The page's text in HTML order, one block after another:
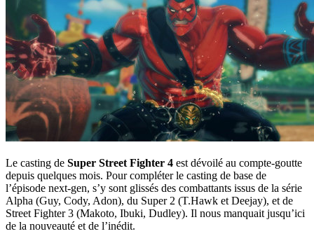
Le casting de Super Street Fighter 4 est dévoilé au compte-goutte
depuis quelques mois. Pour compléter le casting de base de
l’épisode next-gen, s’y sont glissés des combattants issus de la série
Alpha (Guy, Cody, Adon), du Super 2 (T.Hawk et Deejay), et de
Street Fighter 3 (Makoto, Ibuki, Dudley). Il nous manquait jusqu’ici
de la nouveauté et de l’inédit.